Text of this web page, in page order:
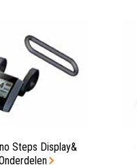
Steps Display&